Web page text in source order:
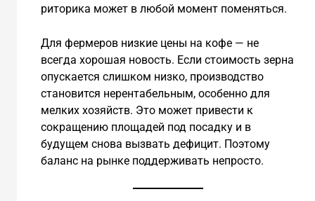
риторика может в любой момент поменяться.
Для фермеров низкие цены на кофе — не
всегда хорошая новость. Если стоимость зерна
опускается слишком низко, производство
становится нерентабельным, особенно для
мелких хозяйств. Это может привести к
сокращению площадей под посадку и в
будущем снова вызвать дефицит. Поэтому
баланс на рынке поддерживать непросто.